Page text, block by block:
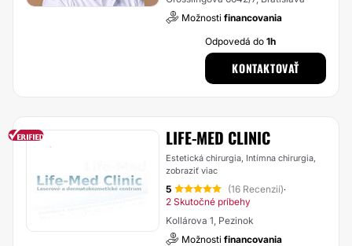
Možnosti financovania
Odpovedá do1h
KONTAKTOVAŤ
LIFE-MED CLINIC
Estetická chirurgia, Intímna chirurgia,
zobraziť viac
5 (16 Recenzií)·
2 Skutočné príbehy
Kollárova 1, Pezinok
Možnosti financovania